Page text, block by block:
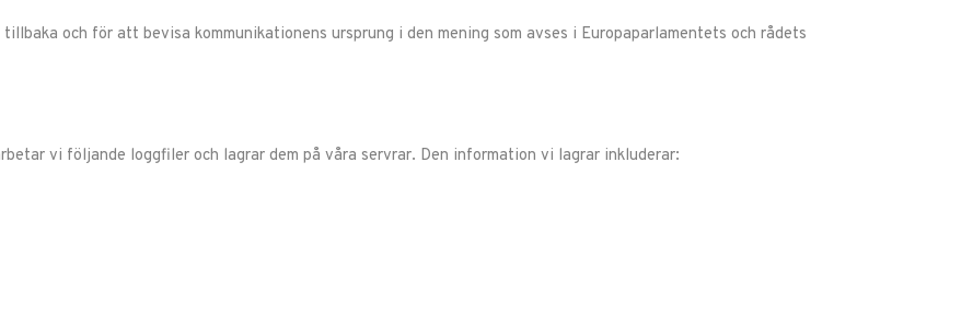
och för att bevisa kommunikationens ursprung i den mening som avses i Europaparlamentets och rådets
vi följande loggfiler och lagrar dem på våra servrar. Den information vi lagrar inkluderar: